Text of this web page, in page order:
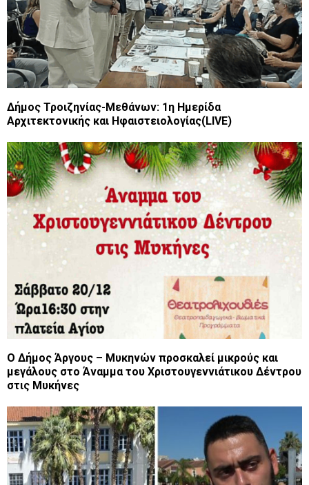
Δήμος Τροιζηνίας-Μεθάνων: 1η Ημερίδα
Αρχιτεκτονικής και Ηφαιστειολογίας(LIVE)
Ο Δήμος Άργους – Μυκηνών προσκαλεί μικρούς και
μεγάλους στο Άναμμα του Χριστουγεννιάτικου Δέντρου
στις Μυκήνες